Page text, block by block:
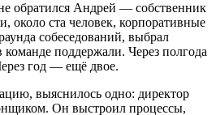
обратился Андрей — собственник
около ста человек, корпоративные
собеседований, выбрал
команде поддержали. Через полгода
год — ещё двое.
выяснилось одно: директор
Он выстроил процессы,